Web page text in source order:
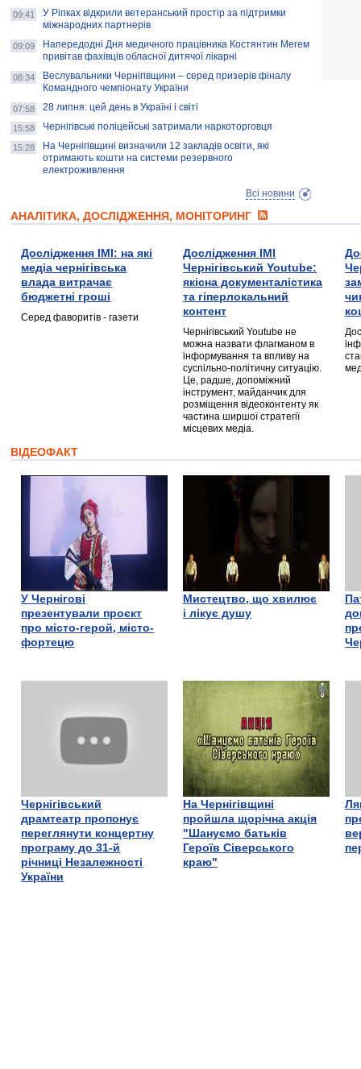
09:41
У Ріпках відкрили ветеранський простір за підтримки
міжнародних партнерів
09:09
Напередодні Дня медичного працівника Костянтин Мегем
привітав фахівців обласної дитячої лікарні
08:34
Веслувальники Чернігівщини – серед призерів фіналу
Командного чемпіонату України
07:58 28 липня: цей день в Україні і світі
15:58 Чернігівські поліцейські затримали наркоторговця
15:28
На Чернігівщині визначили 12 закладів освіти, які
отримають кошти на системи резервного
електроживлення
Всі новини
АНАЛІТИКА, ДОСЛІДЖЕННЯ, МОНІТОРИНГ
Дослідження ІМІ: на які
медіа чернігівська
влада витрачає
бюджетні гроші
Серед фаворитів - газети
Дослідження ІМІ
Чернігівський Youtube:
якісна документалістика
та гіперлокальний
контент
Чернігівський Youtube не
можна назвати флагманом в
інформування та впливу на
суспільно-політичну ситуацію.
Це, радше, допоміжний
інструмент, майданчик для
розміщення відеоконтенту як
частина ширшої стратегії
місцевих медіа.
ВІДЕОФАКТ
У Чернігові
презентували проєкт
про місто-герой, місто-
фортецю
Мистецтво, що хвилює
і лікує душу
Чернігівський
драмтеатр пропонує
переглянути концертну
програму до 31-й
річниці Незалежності
України
На Чернігівщині
пройшла щорічна акція
"Шануємо батьків
Героїв Сіверського
краю"